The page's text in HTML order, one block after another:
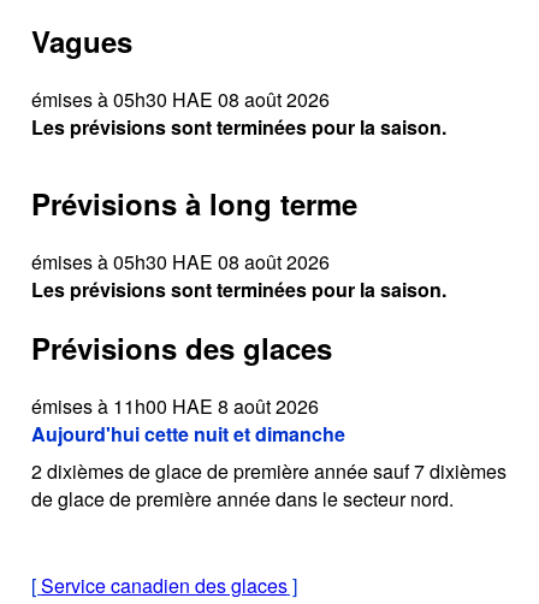
Vagues
émises à 05h30 HAE 08 août 2026
Les prévisions sont terminées pour la saison.
Prévisions à long terme
émises à 05h30 HAE 08 août 2026
Les prévisions sont terminées pour la saison.
Prévisions des glaces
émises à 11h00 HAE 8 août 2026
Aujourd'hui cette nuit et dimanche
2 dixièmes de glace de première année sauf 7 dixièmes
de glace de première année dans le secteur nord.
[Service canadien des glaces]